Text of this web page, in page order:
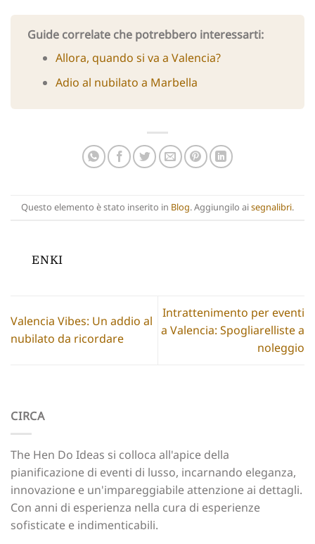
Guide correlate che potrebbero interessarti:
Allora, quando si va a Valencia?
Adio al nubilato a Marbella
Questo elemento è stato inserito in Blog. Aggiungilo aisegnalibri.
ENKI
Valencia Vibes: Un addio al
nubilato da ricordare
Intrattenimento per eventi
a Valencia: Spogliarelliste a
noleggio
CIRCA
The Hen Do Ideas si colloca all'apice della
pianificazione di eventi di lusso, incarnando eleganza,
innovazione e un'impareggiabile attenzione ai dettagli.
Con anni di esperienza nella cura di esperienze
sofisticate e indimenticabili.